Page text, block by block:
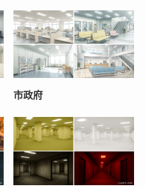
市政府